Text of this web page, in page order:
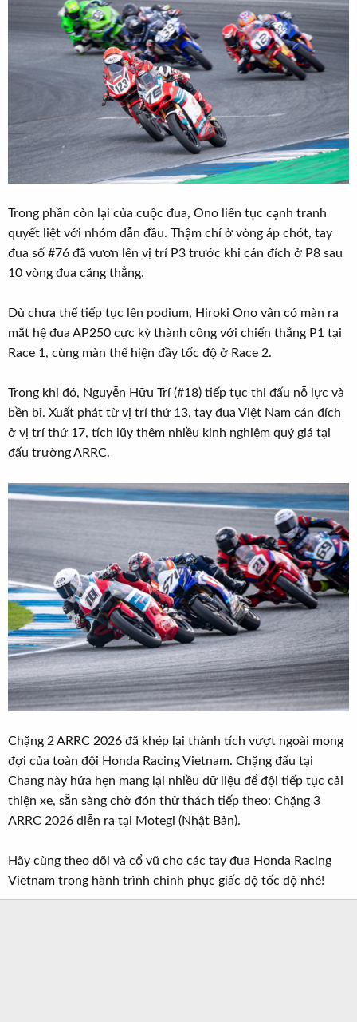
Trong phần còn lại của cuộc đua, Ono liên tục cạnh tranh
quyết liệt với nhóm dẫn đầu. Thậm chí ở vòng áp chót, tay
đua số #76 đã vươn lên vị trí P3 trước khi cán đích ở P8 sau
10 vòng đua căng thẳng.
Dù chưa thể tiếp tục lên podium, Hiroki Ono vẫn có màn ra
mắt hệ đua AP250 cực kỳ thành công với chiến thắng P1 tại
Race 1, cùng màn thể hiện đầy tốc độ ở Race 2.
Trong khi đó, Nguyễn Hữu Trí (#18) tiếp tục thi đấu nỗ lực và
bền bỉ. Xuất phát từ vị trí thứ 13, tay đua Việt Nam cán đích
ở vị trí thứ 17, tích lũy thêm nhiều kinh nghiệm quý giá tại
đấu trường ARRC.
Chặng 2 ARRC 2026 đã khép lại thành tích vượt ngoài mong
đợi của toàn đội Honda Racing Vietnam. Chặng đấu tại
Chang này hứa hẹn mang lại nhiều dữ liệu để đội tiếp tục cải
thiện xe, sẵn sàng chờ đón thử thách tiếp theo: Chặng 3
ARRC 2026 diễn ra tại Motegi (Nhật Bản).
Hãy cùng theo dõi và cổ vũ cho các tay đua Honda Racing
Vietnam trong hành trình chinh phục giấc độ tốc độ nhé!